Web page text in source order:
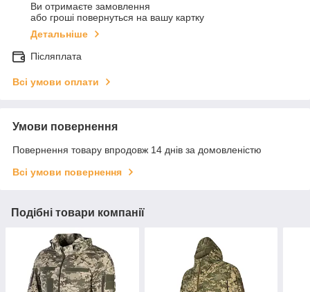
Ви отримаєте замовлення
або гроші повернуться на вашу картку
Детальніше
Післяплата
Всі умови оплати
Умови повернення
Повернення товару впродовж 14 днів за домовленістю
Всі умови повернення
Подібні товари компанії